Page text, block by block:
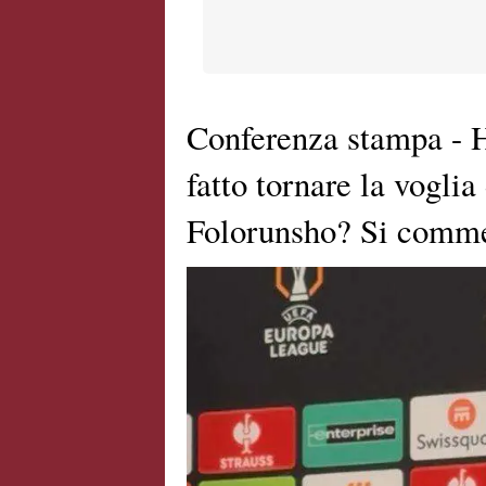
Conferenza stampa -
fatto tornare la
Folorunsho? Si